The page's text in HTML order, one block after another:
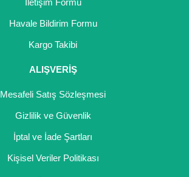
İletişim Formu
Havale Bildirim Formu
Kargo Takibi
ALIŞVERİŞ
Mesafeli Satış Sözleşmesi
Gizlilik ve Güvenlik
İptal ve İade Şartları
Kişisel Veriler Politikası